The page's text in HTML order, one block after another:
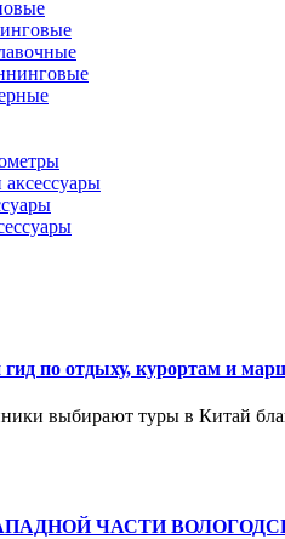
по отдыху, курортам и
выбирают туры в Китай
ЧАСТИ